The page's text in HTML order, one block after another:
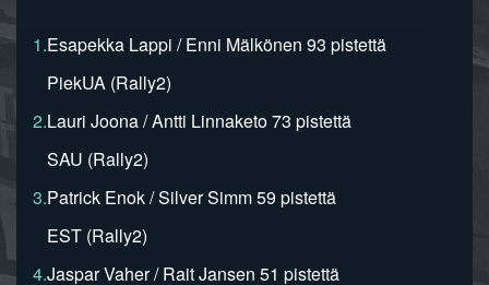
1.Esapekka Lappi / Enni Mälkönen 93 pistettä
PiekUA (Rally2)
2.Lauri Joona / Antti Linnaketo 73 pistettä
SAU (Rally2)
3.Patrick Enok / Silver Simm 59 pistettä
EST (Rally2)
4.Jaspar Vaher / Rait Jansen 51 pistettä